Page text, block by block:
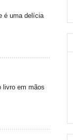
é uma delícia
livro em mãos